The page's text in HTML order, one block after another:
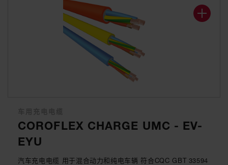
COROFLEX CHARGE UMC - EV-
EYU
汽车充电电缆 用于混合动力和纯电车辆 符合CQC GBT 33594